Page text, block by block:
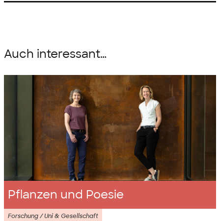
Auch interessant…
Pflanzen und Poesie
Forschung / Uni & Gesellschaft